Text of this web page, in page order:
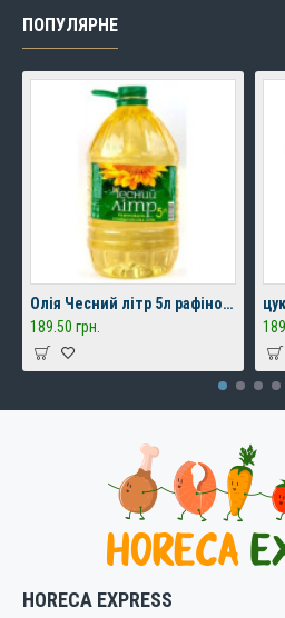
ПОПУЛЯРНЕ
Олія Чесний літр 5л рафінована
189.50 грн.
HORECA EXPRESS